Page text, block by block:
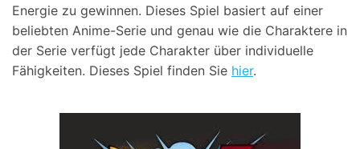
Energie zu gewinnen. Dieses Spiel basiert auf einer
beliebten Anime-Serie und genau wie die Charaktere in
der Serie verfügt jede Charakter über individuelle
Fähigkeiten. Dieses Spiel finden Sie hier.